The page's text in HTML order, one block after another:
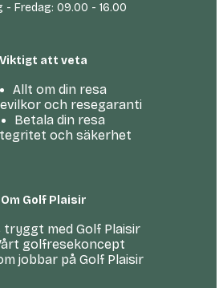
- Fredag: 09.00 - 16.00
Viktigt att veta
Allt om din resa
och resegaranti
Betala din resa
och säkerhet
Om Golf Plaisir
tryggt med Golf Plaisir
golfresekoncept
jobbar på Golf Plaisir